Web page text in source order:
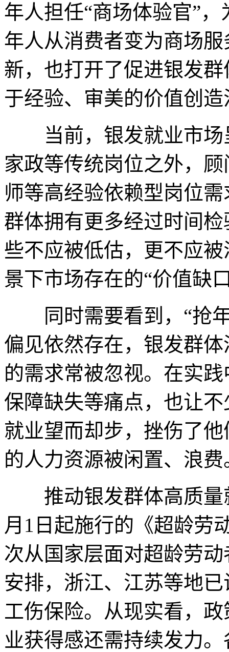
年人担任“商场体验官”
年人从消费者变为商场
新，也打开了促进银发
于经验、审美的价值创造
当前，银发就业市场
家政等传统岗位之外，
师等高经验依赖型岗位
群体拥有更多经过时间
些不应被低估，更不应
景下市场存在的“价值缺
同时需要看到，“抢年
偏见依然存在，银发群
的需求常被忽视。在实
保障缺失等痛点，也让
就业望而却步，挫伤了
的人力资源被闲置、浪费
推动银发群体高质量
月1日起施行的《超龄劳
次从国家层面对超龄劳
安排，浙江、江苏等地
工伤保险。从现实看，
业获得感还需持续发力